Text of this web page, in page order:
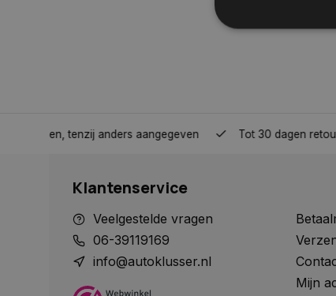
tenzij anders aangegeven Tot 30 dagen retour
Klantenservice
Veelgestelde vragen
06-39119169
info@autoklusser.nl
Mijn
__cf_bm